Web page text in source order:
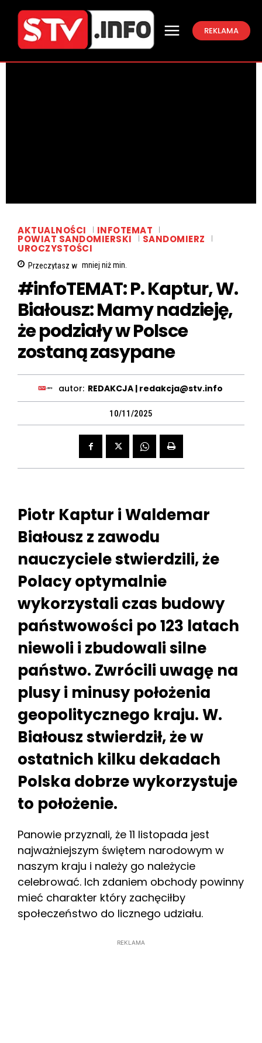
REKLAMA
AKTUALNOŚCI INFOTEMAT
POWIAT SANDOMIERSKI SANDOMIERZ
UROCZYSTOŚCI
Przeczytasz w mniej niżmin.
#infoTEMAT: P. Kaptur, W.
Białousz: Mamy nadzieję,
że podziały w Polsce
zostaną zasypane
autor: REDAKCJA | redakcja@stv.info
10/11/2025
Piotr Kaptur i Waldemar
Białousz z zawodu
nauczyciele stwierdzili, że
Polacy optymalnie
wykorzystali czas budowy
państwowości po 123 latach
niewoli i zbudowali silne
państwo. Zwrócili uwagę na
plusy i minusy położenia
geopolitycznego kraju. W.
Białousz stwierdził, że w
ostatnich kilku dekadach
Polska dobrze wykorzystuje
to położenie.
Panowie przyznali, że 11 listopada jest
najważniejszym świętem narodowym w
naszym kraju i należy go należycie
celebrować. Ich zdaniem obchody powinny
mieć charakter który zachęciłby
społeczeństwo do licznego udziału.
REKLAMA